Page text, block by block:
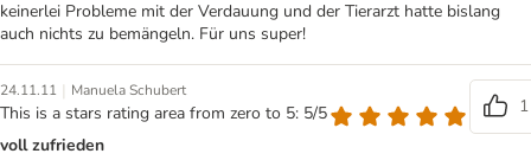
keinerlei Probleme mit der Verdauung und der Tierarzt hatte bislang
auch nichts zu bemängeln. Für uns super!
24.11.11 | Manuela Schubert
This is a stars rating area from zero to 5: 5/5
1
voll zufrieden